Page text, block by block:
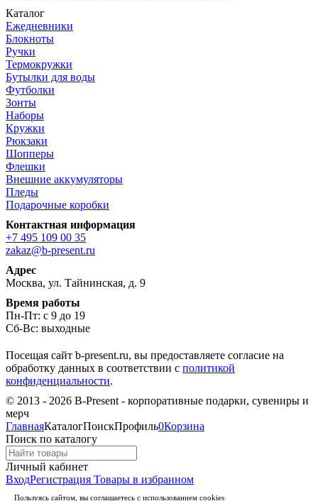
Каталог
Ежедневники
Блокноты
Ручки
Термокружки
Бутылки для воды
Футболки
Зонты
Наборы
Кружки
Рюкзаки
Шопперы
Флешки
Внешние аккумуляторы
Пледы
Подарочные коробки
Контактная информация
+7 495 109 00 35
zakaz@b-present.ru
Адрес
Москва, ул. Тайнинская, д. 9
Время работы
Пн-Пт: с 9 до 19
Сб-Вс: выходные
Посещая сайт b-present.ru, вы предоставляете согласие на
обработку данных в соответствии с политикой
конфиденциальности.
© 2013 - 2026 B-Present - корпоративные подарки, сувениры и
мерч
ГлавнаяКаталогПоискПрофиль0Корзина
Поиск по каталогу
Личный кабинет
ВходРегистрация Товары в избранном
Пользуясь сайтом, вы соглашаетесь с использованием cookies